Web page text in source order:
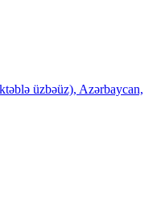
üzbəüz), Azərbaycan,